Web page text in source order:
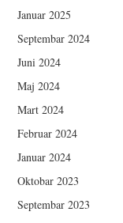
Januar 2025
Septembar 2024
Juni 2024
Maj 2024
Mart 2024
Februar 2024
Januar 2024
Oktobar 2023
Septembar 2023